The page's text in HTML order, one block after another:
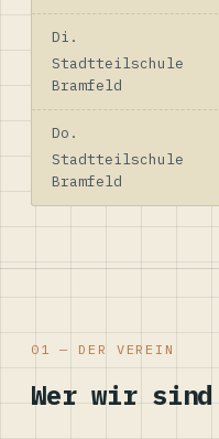
Di.
Stadtteilschule
Bramfeld
Do.
Stadtteilschule
Bramfeld
01 — DER VEREIN
Wer wir sind